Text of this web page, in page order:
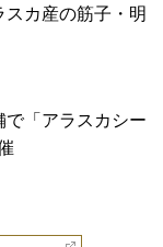
カ産の筋子・明
「アラスカシー